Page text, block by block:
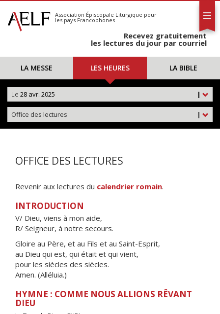
S'abonner
Calendrier
Association Épiscopale Liturgique pour
les pays Francophones
Recevez gratuitement
les lectures du jour par courriel
LA MESSE LES HEURES LA BIBLE
|
Le 28 avr. 2025
|
Office des lectures
OFFICE DES LECTURES
Revenir aux lectures du calendrier romain.
INTRODUCTION
V/ Dieu, viens à mon aide,
R/ Seigneur, à notre secours.
Gloire au Père, et au Fils et au Saint-Esprit,
au Dieu qui est, qui était et qui vient,
pour les siècles des siècles.
Amen. (Alléluia.)
HYMNE : COMME NOUS ALLIONS RÊVANT
DIEU